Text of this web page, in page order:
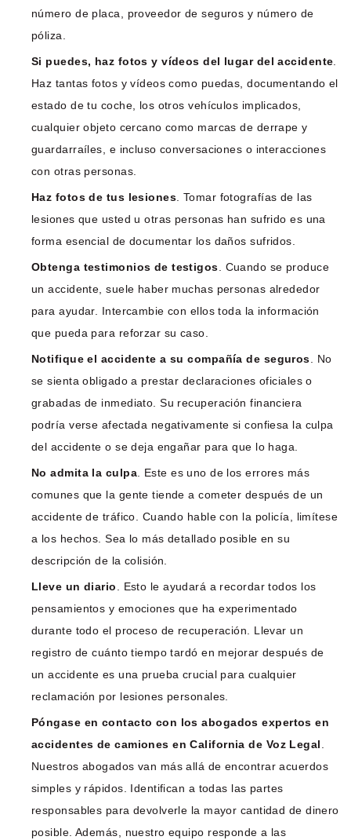
número de placa, proveedor de seguros y número de
póliza.
Si puedes, haz fotos y vídeos del lugar del accidente.
Haz tantas fotos y vídeos como puedas, documentando el
estado de tu coche, los otros vehículos implicados,
cualquier objeto cercano como marcas de derrape y
guardarraíles, e incluso conversaciones o interacciones
con otras personas.
Haz fotos de tus lesiones. Tomar fotografías de las
lesiones que usted u otras personas han sufrido es una
forma esencial de documentar los daños sufridos.
Obtenga testimonios de testigos. Cuando se produce
un accidente, suele haber muchas personas alrededor
para ayudar. Intercambie con ellos toda la información
que pueda para reforzar su caso.
Notifique el accidente a su compañía de seguros. No
se sienta obligado a prestar declaraciones oficiales o
grabadas de inmediato. Su recuperación financiera
podría verse afectada negativamente si confiesa la culpa
del accidente o se deja engañar para que lo haga.
No admita la culpa. Este es uno de los errores más
comunes que la gente tiende a cometer después de un
accidente de tráfico. Cuando hable con la policía, limítese
a los hechos. Sea lo más detallado posible en su
descripción de la colisión.
Lleve un diario. Esto le ayudará a recordar todos los
pensamientos y emociones que ha experimentado
durante todo el proceso de recuperación. Llevar un
registro de cuánto tiempo tardó en mejorar después de
un accidente es una prueba crucial para cualquier
reclamación por lesiones personales.
Póngase en contacto con los abogados expertos en
accidentes de camiones en California de Voz Legal.
Nuestros abogados van más allá de encontrar acuerdos
simples y rápidos. Identifican a todas las partes
responsables para devolverle la mayor cantidad de dinero
posible. Además, nuestro equipo responde a las